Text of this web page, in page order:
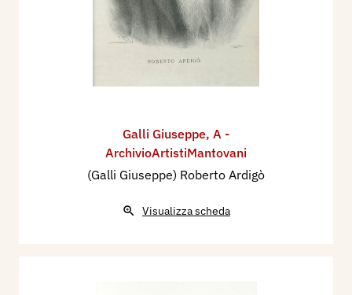
Galli Giuseppe, A -
ArchivioArtistiMantovani
(Galli Giuseppe) Roberto Ardigò
Visualizza scheda